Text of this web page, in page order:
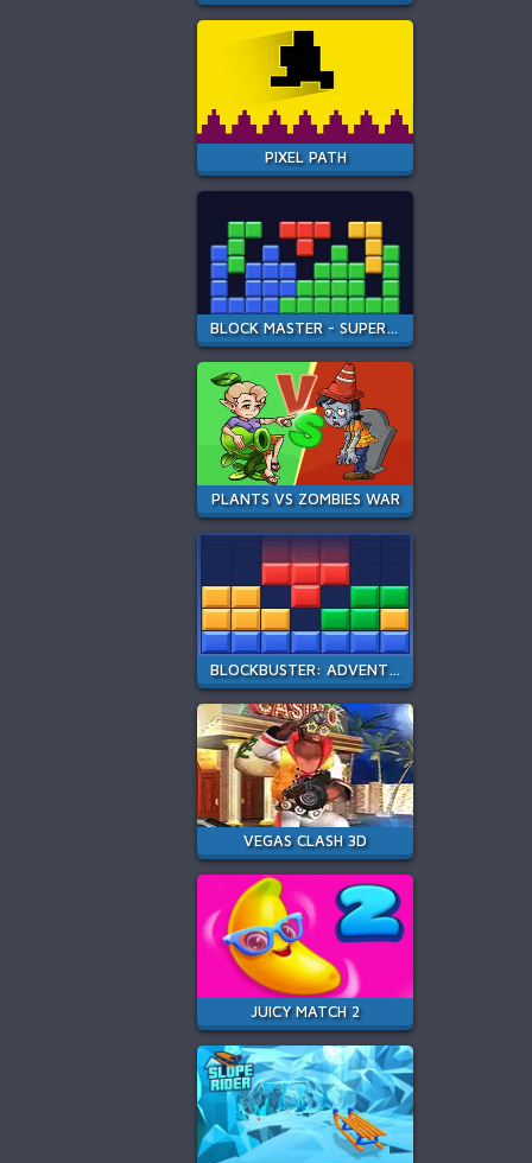
PIXEL PATH
BLOCK MASTER - SUPER PUZZLE
PLANTS VS ZOMBIES WAR
BLOCKBUSTER: ADVENTURES PUZZLE
VEGAS CLASH 3D
JUICY MATCH 2